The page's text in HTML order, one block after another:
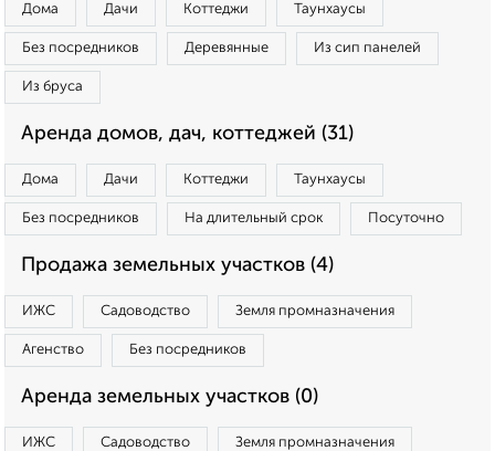
Дома Дачи Коттеджи Таунхаусы
Без посредников Деревянные Из сип панелей
Из бруса
Аренда домов, дач, коттеджей (31)
Дома Дачи Коттеджи Таунхаусы
Без посредников На длительный срок Посуточно
Продажа земельных участков (4)
ИЖС Садоводство Земля промназначения
Агенство Без посредников
Аренда земельных участков (0)
ИЖС Садоводство Земля промназначения